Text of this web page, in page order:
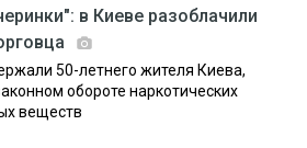
в Киеве разоблачили
50-летнего жителя Киева,
обороте наркотических
веществ